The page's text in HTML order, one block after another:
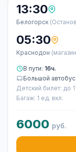
13:30
Белогорск
05:30
Краснодон
В пути: 16ч.
Большой
Детский билет: до
Багаж: 1 ед. вкл.
6000 руб.